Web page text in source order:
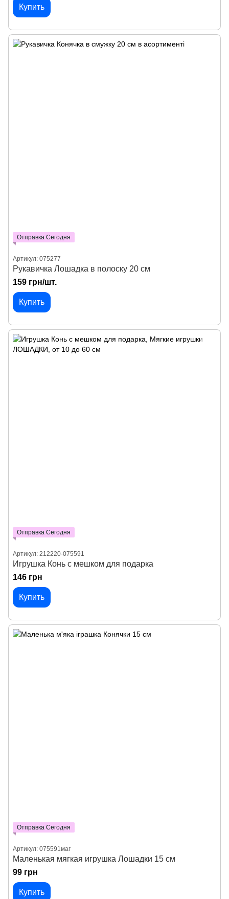
Купить
Отправка Сегодня
Артикул: 075277
Рукавичка Лошадка в полоску 20 см
159 грн/шт.
Купить
Отправка Сегодня
Артикул: 212220-075591
Игрушка Конь с мешком для подарка
146 грн
Купить
Отправка Сегодня
Артикул: 075591маг
Маленькая мягкая игрушка Лошадки 15 см
99 грн
Купить